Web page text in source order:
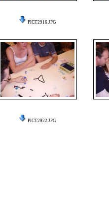
PICT2916.JPG
PICT2922.JPG